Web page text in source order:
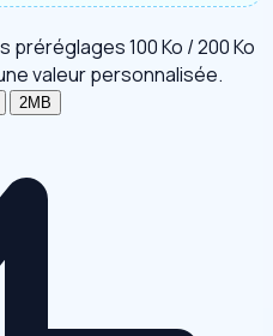
préréglages 100 Ko / 200 Ko
valeur personnalisée.
2MB